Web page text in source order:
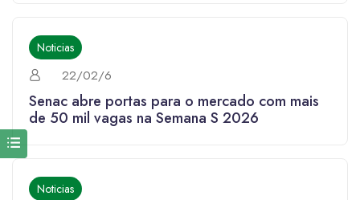
Noticias
22/02/6
Senac abre portas para o mercado com mais
de 50 mil vagas na Semana S 2026
Noticias